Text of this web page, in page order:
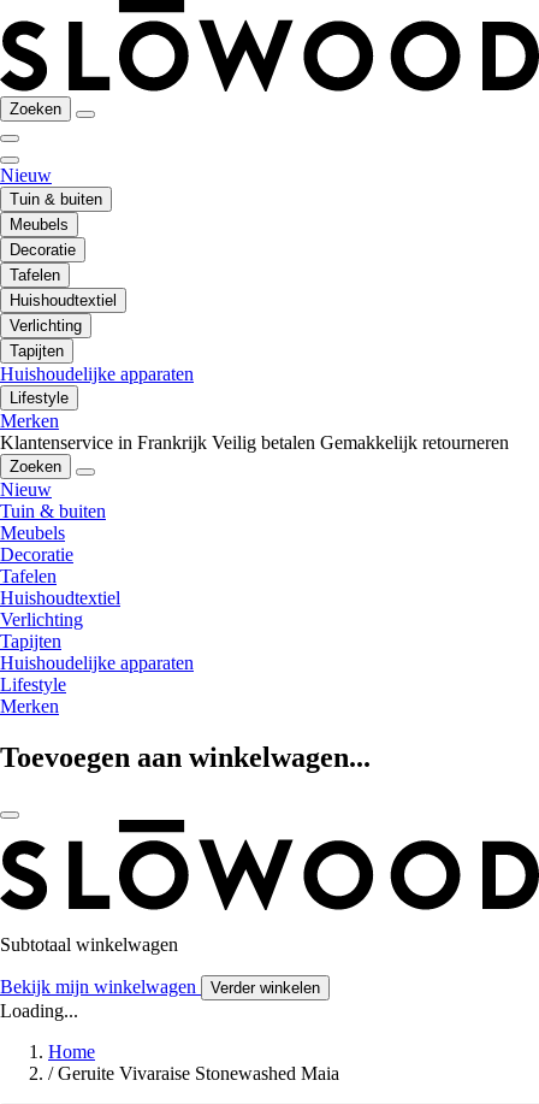
Zoeken
Nieuw
Tuin & buiten
Meubels
Decoratie
Tafelen
Huishoudtextiel
Verlichting
Tapijten
Huishoudelijke apparaten
Lifestyle
Merken
Klantenservice in Frankrijk Veilig betalen Gemakkelijk retourneren
Zoeken
Nieuw
Tuin & buiten
Meubels
Decoratie
Tafelen
Huishoudtextiel
Verlichting
Tapijten
Huishoudelijke apparaten
Lifestyle
Merken
Toevoegen aan winkelwagen...
Subtotaal winkelwagen
Bekijk mijn winkelwagen Verder winkelen
Loading...
Home
/ Geruite Vivaraise Stonewashed Maia